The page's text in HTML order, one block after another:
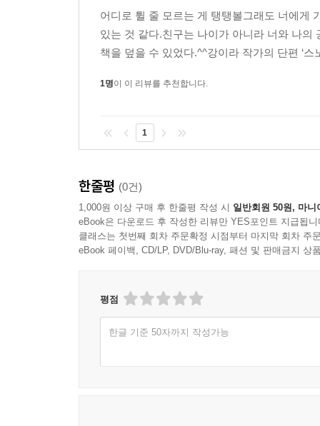
이제 탱탱볼은 제 손을 떠납니다. 누구의 마음
향해 잘 튕겨 가기를 바라요._작가의 말에서
어디로 튈 줄 모르는 게 탱탱볼그래도 너에게
있는 것 같다.친구는 나이가 아니라 너와 나
책을 덮을 수 있었다.^^강이라 작가의 단편 ‘
1명이 이 리뷰를 추천합니다.
1
한줄평 (0건)
1,000원 이상 구매 후 한줄평 작성 시 일반회원 50원, 마니
eBook은 다운로드 후 작성한 리뷰만 YES포인트 지급됩니
클래스는 첫번째 회차 주문확정 시점부터 마지막 회차 주
eBook 페이백, CD/LP, DVD/Blu-ray, 패션 및 판매금지 상
평점
한글 기준 50자까지 작성가능